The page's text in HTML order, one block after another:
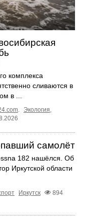
комплекса
сливаются в
в ...
. Экология,
самолёт
182 нашёлся. Об
Иркутской области
Иркутск
894